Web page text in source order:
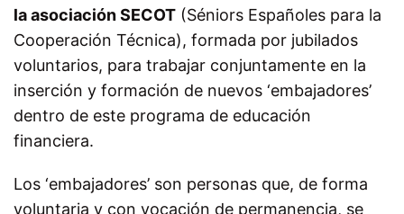
la asociación SECOT (Séniors Españoles para la
Cooperación Técnica), formada por jubilados
voluntarios, para trabajar conjuntamente en la
inserción y formación de nuevos ‘embajadores’
dentro de este programa de educación
financiera.
Los ‘embajadores’ son personas que, de forma
voluntaria y con vocación de permanencia, se